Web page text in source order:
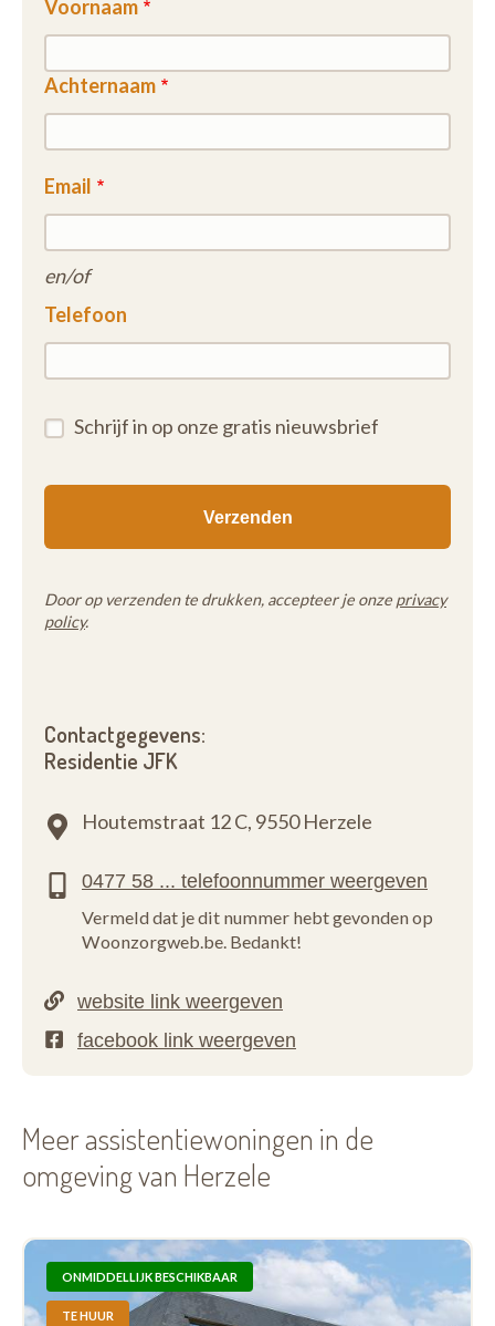
Voornaam
Achternaam
Email
en/of
Telefoon
Schrijf in op onze gratis nieuwsbrief
Door op verzenden te drukken, accepteer je onze privacy
policy.
Contactgegevens:
Residentie JFK
Houtemstraat 12 C, 9550 Herzele
Vermeld dat je dit nummer hebt gevonden op
Woonzorgweb.be. Bedankt!
Meer assistentiewoningen in de
omgeving van Herzele
ONMIDDELLIJK BESCHIKBAAR
TE HUUR